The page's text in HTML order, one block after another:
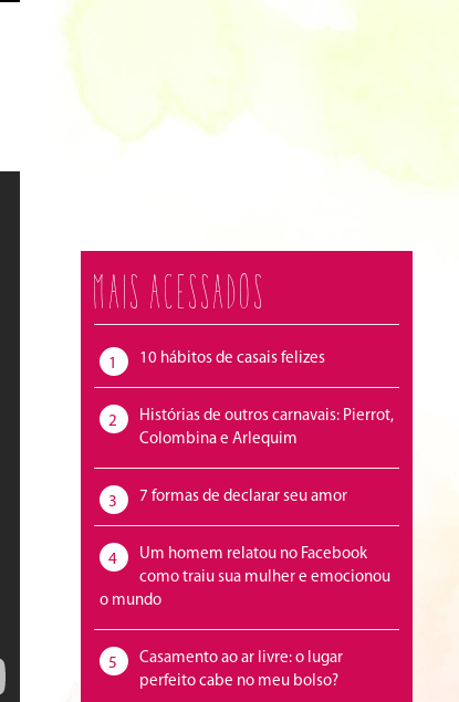
Mais acessados
1 10 hábitos de casais felizes
2
Histórias de outros carnavais: Pierrot,
Colombina e Arlequim
3 7 formas de declarar seu amor
4
Um homem relatou no Facebook
como traiu sua mulher e emocionou
o mundo
5
Casamento ao ar livre: o lugar
perfeito cabe no meu bolso?